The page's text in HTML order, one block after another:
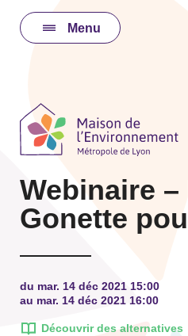
Menu
Webinaire –
Gonette
du mar. 14 déc 2021 15:00
au mar. 14 déc 2021 16:00
Découvrir des alternatives